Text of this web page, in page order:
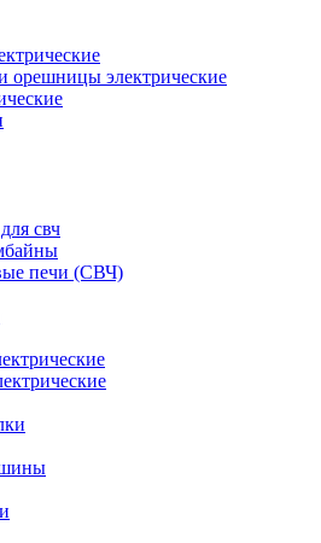
орешницы электрические
свч
печи (СВЧ)